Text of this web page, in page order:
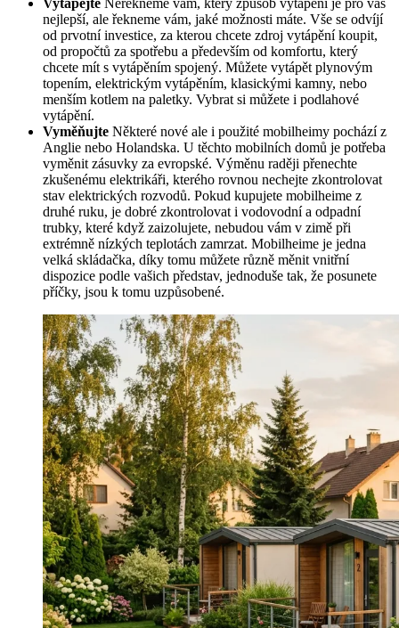
nejlepší, ale řekneme vám, jaké možnosti máte. Vše se odvíjí
od prvotní investice, za kterou chcete zdroj vytápění koupit,
od propočtů za spotřebu a především od komfortu, který
chcete mít s vytápěním spojený. Můžete vytápět plynovým
topením, elektrickým vytápěním, klasickými kamny, nebo
menším kotlem na paletky. Vybrat si můžete i podlahové
vytápění.
Vyměňujte Některé nové ale i použité mobilheimy pochází z
Anglie nebo Holandska. U těchto mobilních domů je potřeba
vyměnit zásuvky za evropské. Výměnu raději přenechte
zkušenému elektrikáři, kterého rovnou nechejte zkontrolovat
stav elektrických rozvodů. Pokud kupujete mobilheime z
druhé ruku, je dobré zkontrolovat i vodovodní a odpadní
trubky, které když zaizolujete, nebudou vám v zimě při
extrémně nízkých teplotách zamrzat. Mobilheime je jedna
velká skládačka, díky tomu můžete různě měnit vnitřní
dispozice podle vašich představ, jednoduše tak, že posunete
příčky, jsou k tomu uzpůsobené.